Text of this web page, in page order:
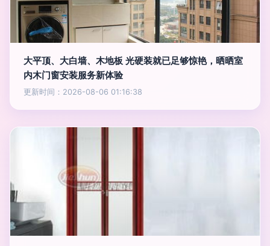
大平顶、大白墙、木地板 光硬装就已足够惊艳，晒晒室
内木门窗安装服务新体验
更新时间：2026-08-06 01:16:38